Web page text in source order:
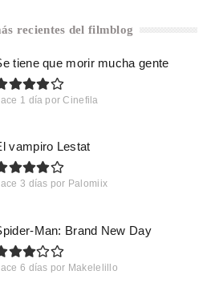
recientes del filmblog
tiene que morir mucha gente
1 día por Cinefila
vampiro Lestat
3 días por Palomiix
Man: Brand New Day
6 días por Makelelillo